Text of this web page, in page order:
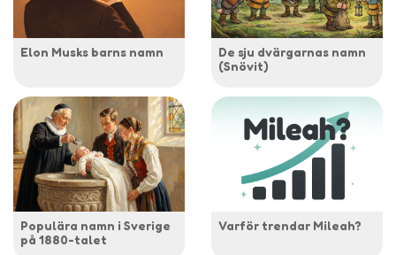
Elon Musks barns namn
De sju dvärgarnas namn
(Snövit)
Populära namn i Sverige
på 1880-talet
Varför trendar Mileah?